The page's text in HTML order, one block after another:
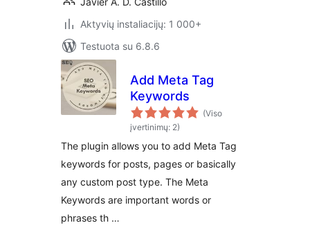
Aktyvių instaliacijų: 1 000+
Testuota su 6.8.6
Add Meta Tag
Keywords
(Viso
įvertinimų: 2)
The plugin allows you to add Meta Tag
keywords for posts, pages or basically
any custom post type. The Meta
Keywords are important words or
phrases th …